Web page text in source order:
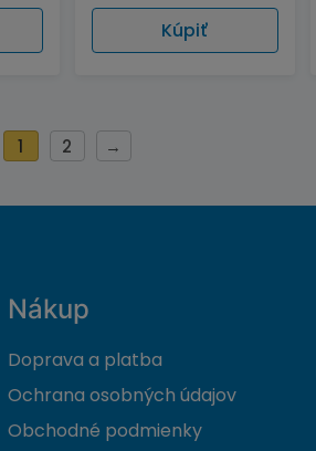
Kúpiť
1 2 →
Nákup
Doprava a platba
Ochrana osobných údajov
Obchodné podmienky